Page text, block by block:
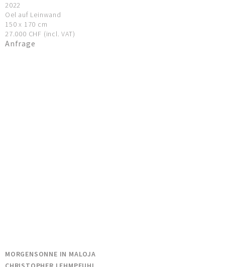
2022
Oel auf Leinwand
150 x 170 cm
27.000 CHF (incl. VAT)
Anfrage
MORGENSONNE IN MALOJA